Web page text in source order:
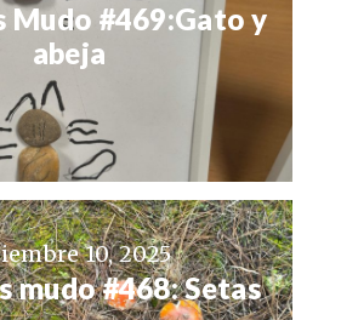
Mudo #469:Gato y
abeja
10, 2025
mudo #468: Setas